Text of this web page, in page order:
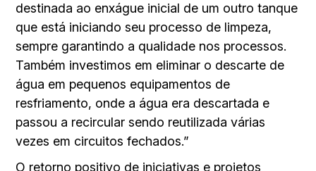
destinada ao enxágue inicial de um outro tanque
que está iniciando seu processo de limpeza,
sempre garantindo a qualidade nos processos.
Também investimos em eliminar o descarte de
água em pequenos equipamentos de
resfriamento, onde a água era descartada e
passou a recircular sendo reutilizada várias
vezes em circuitos fechados.”
O retorno positivo de iniciativas e projetos